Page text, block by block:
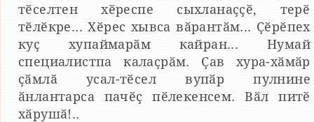
тӗселтен хӗреспе сыхланаҫҫӗ, терӗ
тӗлӗкре... Хӗрес хывса вӑрантӑм... Ҫӗрӗпех
куҫ хупаймарӑм кайран... Нумай
специалистпа калаҫрӑм. Ҫав хура-хӑмӑр
ҫӑмлӑ усал-тӗсел вупӑр пулнине
ӑнлантарса пачӗҫ пӗлекенсем. Вӑл питӗ
хӑрушӑ!..